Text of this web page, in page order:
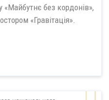
«Майбутнє без кордонів»,
«Гравітація».